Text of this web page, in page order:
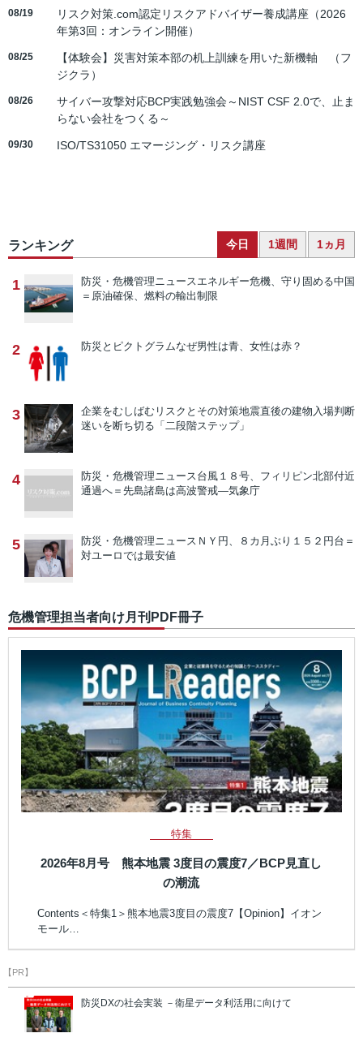
08/19
リスク対策.com認定リスクアドバイザー養成講座（2026
年第3回：オンライン開催）
08/25
【体験会】災害対策本部の机上訓練を用いた新機軸 （フ
ジクラ）
08/26
サイバー攻撃対応BCP実践勉強会～NIST CSF 2.0で、止ま
らない会社をつくる～
09/30 ISO/TS31050 エマージング・リスク講座
ランキング 今日 1週間 1ヵ月
1 防災・危機管理ニュースエネルギー危機、守り固める中国
＝原油確保、燃料の輸出制限
2 防災とピクトグラムなぜ男性は青、女性は赤？
3 企業をむしばむリスクとその対策地震直後の建物入場判断
迷いを断ち切る「二段階ステップ」
4 防災・危機管理ニュース台風１８号、フィリピン北部付近
通過へ＝先島諸島は高波警戒―気象庁
5 防災・危機管理ニュース ＮＹ円、８カ月ぶり１５２円台＝
対ユーロでは最安値
危機管理担当者向け月刊PDF冊子
特集
2026年8月号 熊本地震 3度目の震度7／BCP見直し
の潮流
Contents＜特集1＞熊本地震3度目の震度7【Opinion】イオン
モール…
【PR】
防災DXの社会実装 －衛星データ利活用に向けて